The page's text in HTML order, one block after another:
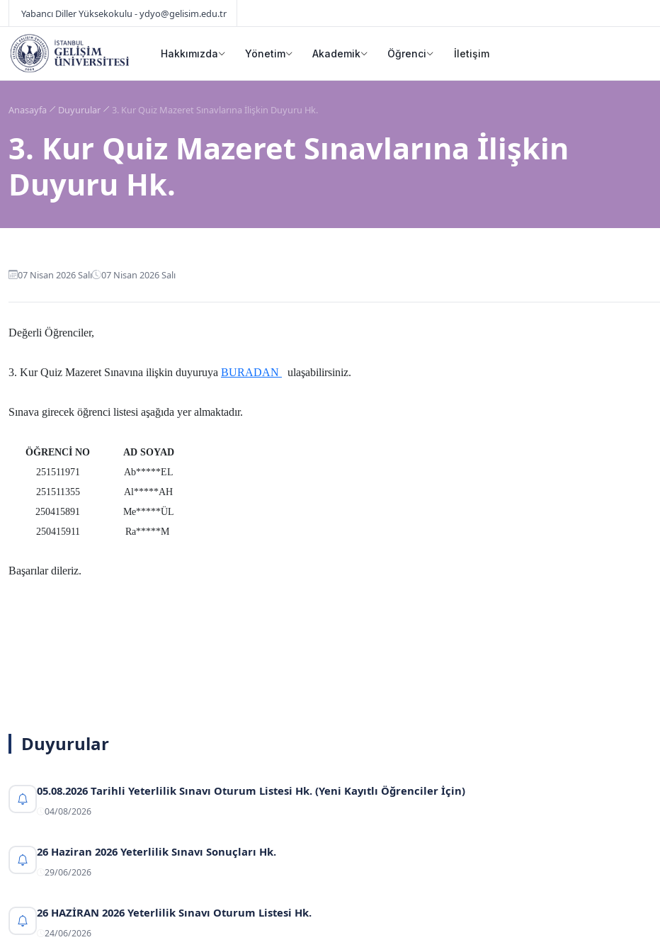
Yabancı Diller Yüksekokulu - ydyo@gelisim.edu.tr
Hakkımızda Yönetim Akademik Öğrenci İletişim
Anasayfa Duyurular 3. Kur Quiz Mazeret Sınavlarına İlişkin Duyuru Hk.
3. Kur Quiz Mazeret Sınavlarına İlişkin
Duyuru Hk.
07 Nisan 2026 Salı 07 Nisan 2026 Salı
Değerli Öğrenciler,
3. Kur Quiz Mazeret Sınavına ilişkin duyuruya BURADAN ulaşabilirsiniz.
Sınava girecek öğrenci listesi aşağıda yer almaktadır.
ÖĞRENCİ NO
AD SOYAD
251511971
Ab*****EL
251511355
Al*****AH
250415891
Me*****ÜL
250415911
Ra*****M
Başarılar dileriz.
Duyurular
05.08.2026 Tarihli Yeterlilik Sınavı Oturum Listesi Hk. (Yeni Kayıtlı Öğrenciler İçin)
04/08/2026
26 Haziran 2026 Yeterlilik Sınavı Sonuçları Hk.
29/06/2026
26 HAZİRAN 2026 Yeterlilik Sınavı Oturum Listesi Hk.
24/06/2026